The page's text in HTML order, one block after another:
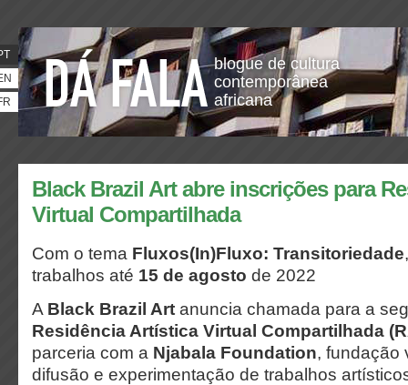
blogue de cultura
contemporânea
africana
Black Brazil Art abre inscrições para
Virtual Compartilhada
Com o tema Fluxos(In)Fluxo: Transitoriedade
trabalhos até 15 de agosto de 2022
A Black Brazil Art anuncia chamada para a
Residência Artística Virtual Compartilhada
parceria com a Njabala Foundation, fundação
difusão e experimentação de trabalhos